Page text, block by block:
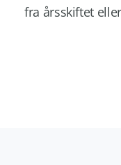
fra årsskiftet